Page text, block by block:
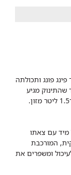
פונג ותכולתה
שהתינוק מגיע
מיד עם צאתו
המורכבת
ומשפרים את